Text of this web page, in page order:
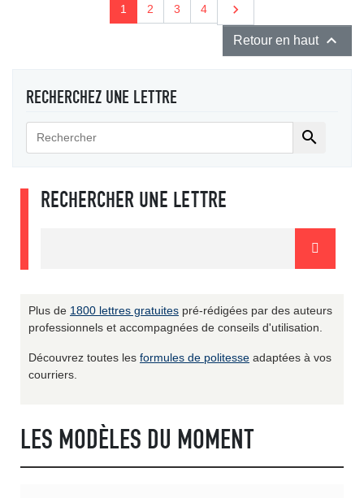
1 2 3 4 Suivant

Retour en haut 
RECHERCHEZ UNE LETTRE

RECHERCHER UNE LETTRE
Plus de 1800 lettres gratuites pré-rédigées par des auteurs
professionnels et accompagnées de conseils d'utilisation.
Découvrez toutes les formules de politesse adaptées à vos
courriers.
LES MODÈLES DU MOMENT